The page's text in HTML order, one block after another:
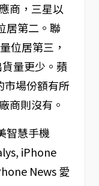
商，三星以
居第二。聯
位居第三，
量更少。蘋
市場份額有所
商則沒有。